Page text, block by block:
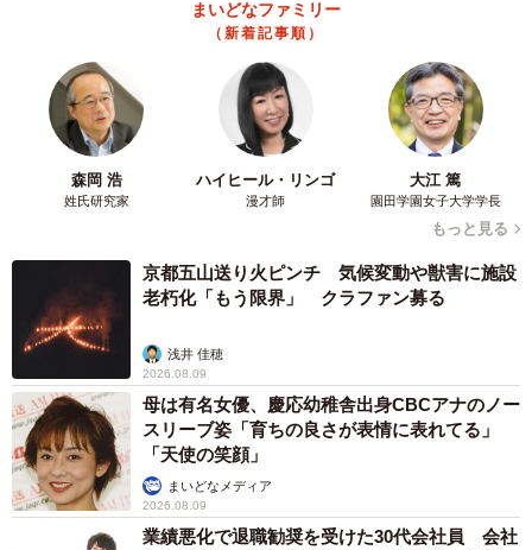
まいどなファミリー
（新着記事順）
森岡 浩
姓氏研究家
ハイヒール・リンゴ
漫才師
大江 篤
園田学園女子大学学長
もっと見る
京都五山送り火ピンチ 気候変動や獣害に施設
老朽化「もう限界」 クラファン募る
浅井 佳穂
2026.08.09
母は有名女優、慶応幼稚舎出身CBCアナのノー
スリーブ姿「育ちの良さが表情に表れてる」
「天使の笑顔」
まいどなメディア
2026.08.09
業績悪化で退職勧奨を受けた30代会社員 会社